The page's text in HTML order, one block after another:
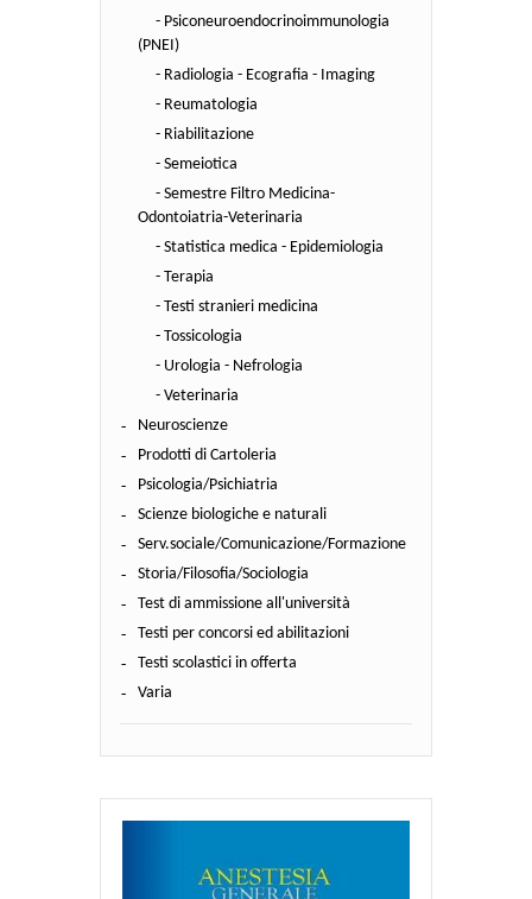
- Psiconeuroendocrinoimmunologia
(PNEI)
- Radiologia - Ecografia - Imaging
- Reumatologia
- Riabilitazione
- Semeiotica
- Semestre Filtro Medicina-
Odontoiatria-Veterinaria
- Statistica medica - Epidemiologia
- Terapia
- Testi stranieri medicina
- Tossicologia
- Urologia - Nefrologia
- Veterinaria
Neuroscienze
Prodotti di Cartoleria
Psicologia/Psichiatria
Scienze biologiche e naturali
Serv.sociale/Comunicazione/Formazione
Storia/Filosofia/Sociologia
Test di ammissione all'università
Testi per concorsi ed abilitazioni
Testi scolastici in offerta
Varia